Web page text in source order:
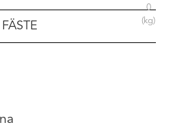
0
(kg)
FÄSTE